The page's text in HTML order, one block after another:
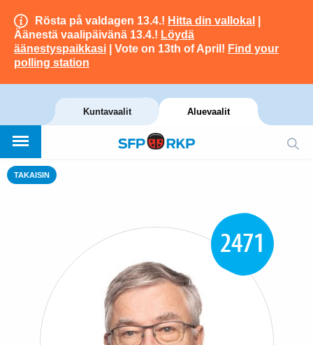
Rösta på valdagen 13.4.! Hitta din vallokal
Äänestä vaalipäivänä 13.4.! Löydä
äänestyspaikkasi | Vote on 13th of April! Find your
polling station
Kuntavaalit Aluevaalit
TAKAISIN
2471